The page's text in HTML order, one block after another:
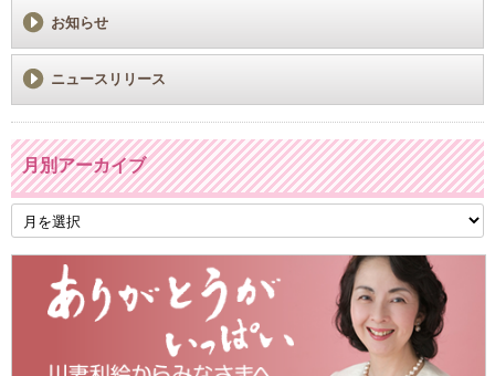
お知らせ
ニュースリリース
月別アーカイブ
月
別
ア
ー